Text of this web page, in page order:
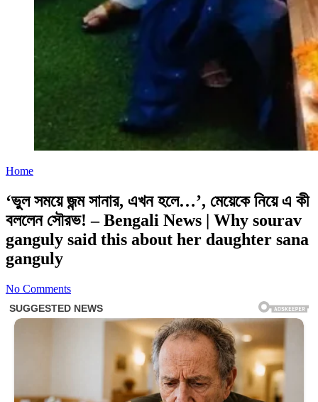
Home
‘ভুল সময়ে জন্ম সানার, এখন হলে…’, মেয়েকে নিয়ে এ কী
বললেন সৌরভ! – Bengali News | Why sourav
ganguly said this about her daughter sana
ganguly
No Comments